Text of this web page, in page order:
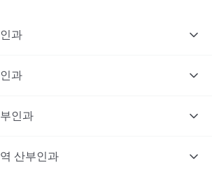
과
과
인과
산부인과